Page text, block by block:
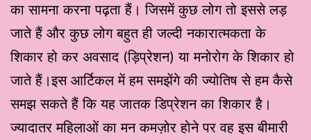
का सामना करना पढ़ता हैं। जिसमें कुछ लोग तो इससे लड़
जाते हैं और कुछ लोग बहुत ही जल्दी नकारात्मकता के
शिकार हो कर अवसाद (ड़िप्रेशन) या मनोरोग के शिकार हो
जाते हैं।इस आर्टिकल में हम समझेंगे की ज्योतिष से हम कैसे
समझ सकते हैं कि यह जातक डिप्रेशन का शिकार है।
ज्यादातर महिलाओं का मन कमज़ोर होने पर वह इस बीमारी